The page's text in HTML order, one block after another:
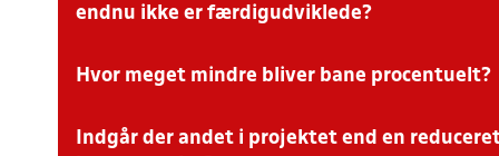
tilpasset alder.
endnu ikke er færdigudviklede?
Netop fordi spillere på lavere niveau ofte har gavn af mere
Hvor meget mindre bliver bane procentuelt?
Den reducerede 11:11-bane (94 x 60 m) er ca. 20–25 %
Indgår der andet i projektet end en